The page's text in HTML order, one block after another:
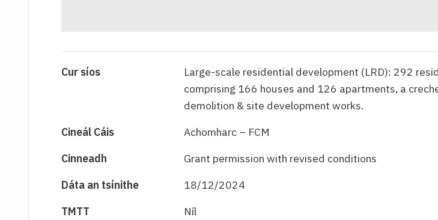
Cur síos
Large-scale residential development (LRD): 292
comprising 166 houses and 126 apartments, a
demolition & site development works.
Cineál Cáis
Achomharc – FCM
Cinneadh
Grant permission with revised conditions
Dáta an tsínithe
18/12/2024
TMTT
Níl